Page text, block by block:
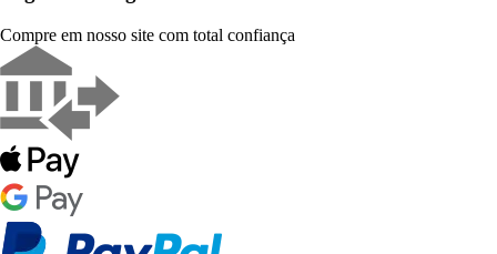
Compre em nosso site com total confiança